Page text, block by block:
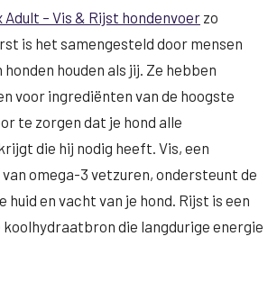
Adult – Vis & Rijst hondenvoer zo
is het samengesteld door mensen
houden als jij. Ze hebben
voor ingrediënten van de hoogste
te zorgen dat je hond alle
die hij nodig heeft. Vis, een
omega-3 vetzuren, ondersteunt de
huid en vacht van je hond. Rijst is een
die langdurige energie